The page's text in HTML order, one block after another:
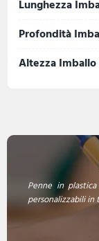
Lunghezza
Profondità
Altezza Imballo
Penne in
personalizzabili in